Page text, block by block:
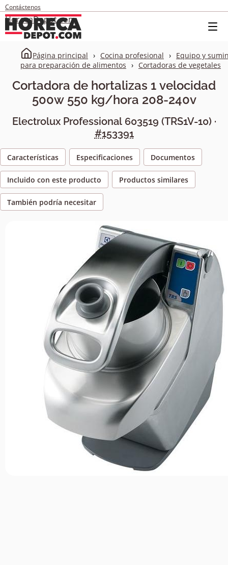
Contáctenos
HorecaDepot.com
Página principal Cocina profesional
Equipo y
para preparación de alimentos
Cortadoras de vegetales
Cortadora de hortalizas 1 velocidad
500w 550 kg/hora 208-240v
Electrolux Professional 603519 (TRS1V-10) ·
#153391
Características Especificaciones Documentos
Incluido con este producto Productos similares
También podría necesitar